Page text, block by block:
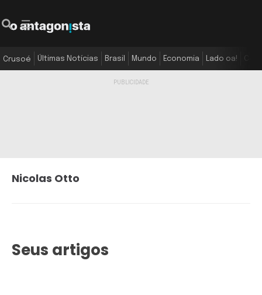
Crusoé Últimas Notícias Brasil Mundo Economia Lado oa!
Nicolas Otto
Seus artigos